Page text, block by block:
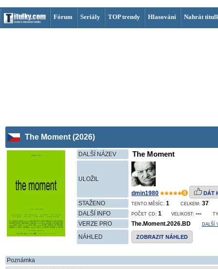
Fórum Seriály TOP trendy Hlasování Nahrát
The Moment (2026)
DALŠÍ NÁZEV The Moment
ULOŽIL
dmin1980 5 DÁT
STAŽENO TENTO MĚSÍC: 1 CELKEM: 37
DALŠÍ INFO
POČET CD: 1 VELIKOST: ---
VERZE PRO The.Moment.2026.BD DALŠÍ
NÁHLED ZOBRAZIT NÁHLED
Poznámka